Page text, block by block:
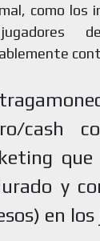
como los
cash
que
y
en los